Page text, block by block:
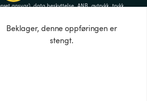
Beklager, denne oppføringen er
stengt.
ansvar) data beskyttelse ANB avtrykk trykk